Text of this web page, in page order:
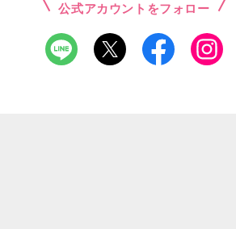
公式アカウントをフォロー